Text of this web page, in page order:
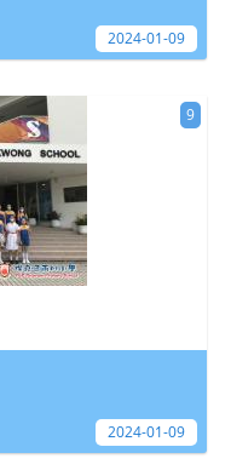
2024-01-09
9
2024-01-09